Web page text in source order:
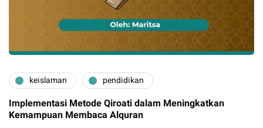
keislaman pendidikan
Implementasi Metode Qiroati dalam Meningkatkan
Kemampuan Membaca Alquran